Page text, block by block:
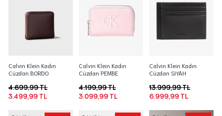
Calvin Klein Kadın
Cüzdan BORDO
3.499,99 TL
4.699,99 TL
Calvin Klein Kadın
Cüzdan PEMBE
3.099,99 TL
4.199,99 TL
Calvin Klein Kadın
Cüzdan SIYAH
6.999,99 TL
13.999,99 TL